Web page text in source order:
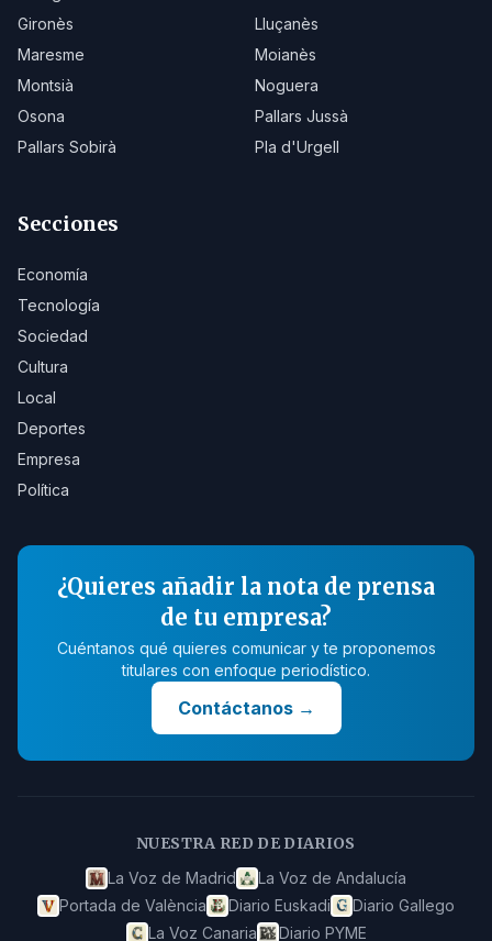
Gironès
Lluçanès
Maresme
Moianès
Montsià
Noguera
Osona
Pallars Jussà
Pallars Sobirà
Pla d'Urgell
Secciones
Economía
Tecnología
Sociedad
Cultura
Local
Deportes
Empresa
Política
¿Quieres añadir la nota de prensa
de tu empresa?
Cuéntanos qué quieres comunicar y te proponemos
titulares con enfoque periodístico.
Contáctanos→
NUESTRA RED DE DIARIOS
La Voz de Madrid
La Voz de Andalucía
Portada de València
Diario Euskadi
Diario Gallego
La Voz Canaria
Diario PYME